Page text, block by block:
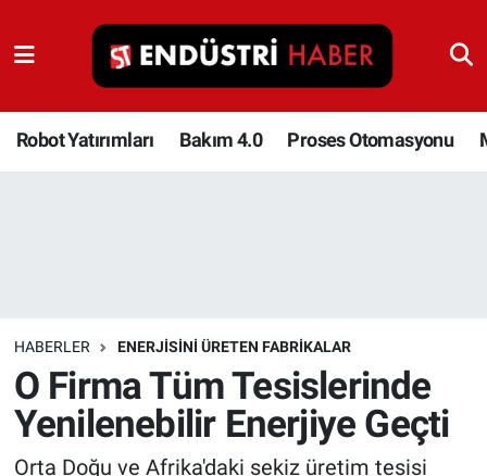
Robot Yatırımları Bakım 4.0 Proses Otomasyonu
HABERLER ENERJISINI ÜRETEN FABRIKALAR
O Firma Tüm Tesislerinde
Yenilenebilir Enerjiye Geçti
Orta Doğu ve Afrika'daki sekiz üretim tesisi
Robot Yatırımları
Bakım 4.0
Depolama Çözümleri
İnşaat ve Malzeme
HaberOrtak